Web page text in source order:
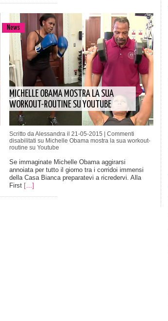
News
MICHELLE OBAMA MOSTRA LA SUA
WORKOUT-ROUTINE SU YOUTUBE
Scritto da Alessandra il 21-05-2015 | Commenti
disabilitati su Michelle Obama mostra la sua workout-
routine su Youtube
Se immaginate Michelle Obama aggirarsi
annoiata per tutto il giorno tra i corridoi immensi
della Casa Bianca preparatevi a ricredervi. Alla
First […]